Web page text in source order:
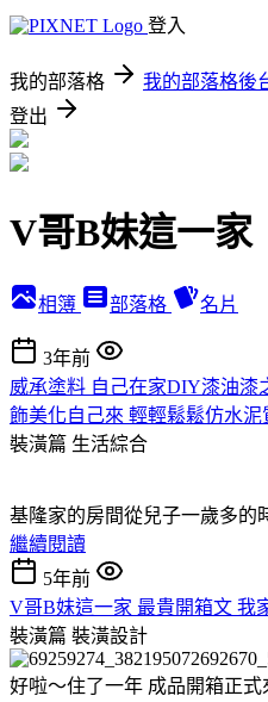
登入
我的部落格 我的部落格後
登出
V哥B妹這一家
相簿 部落格 名片
3年前
威承塗料 自己在家DIY漆油
飾美化自己來 輕輕鬆鬆仿水
裝潢篇 生活綜合
基隆家的房間從兒子一歲多的
繼續閱讀
5年前
V哥B妹這一家 最貴開箱文 我
裝潢篇 裝潢設計
好啦～住了一年 成品開箱正式